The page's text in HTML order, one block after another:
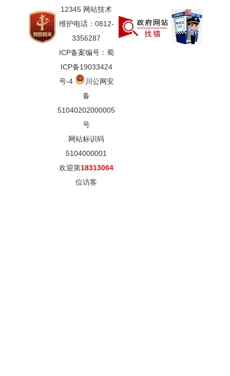
12345 网站技术
维护电话：0812-
3356287
ICP备案编号：蜀
ICP备19033424
号-4
川公网安
备
51040202000005
号
网站标识码
5104000001
欢迎第18313064
位访客